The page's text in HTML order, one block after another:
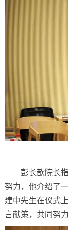
彭长歆院长
努力，他介绍了
建中先生在仪式
言献策，共同努